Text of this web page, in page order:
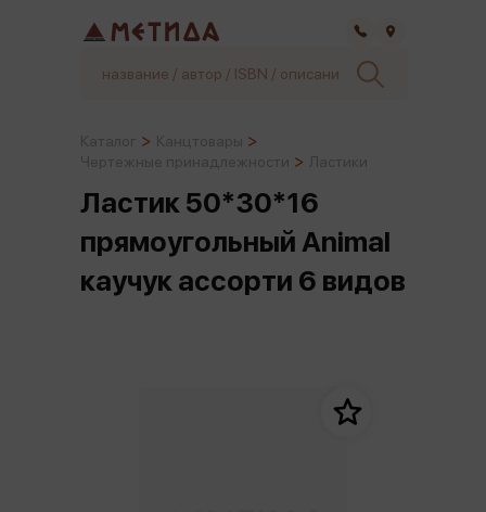
Ластик 50*30*16
прямоугольный Animal
каучук ассорти 6 видов